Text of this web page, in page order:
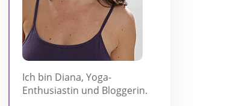
Ich bin Diana, Yoga-
Enthusiastin und Bloggerin.